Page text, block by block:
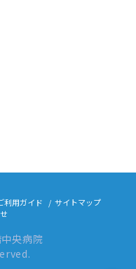
利用ガイド
サイトマップ
央病院